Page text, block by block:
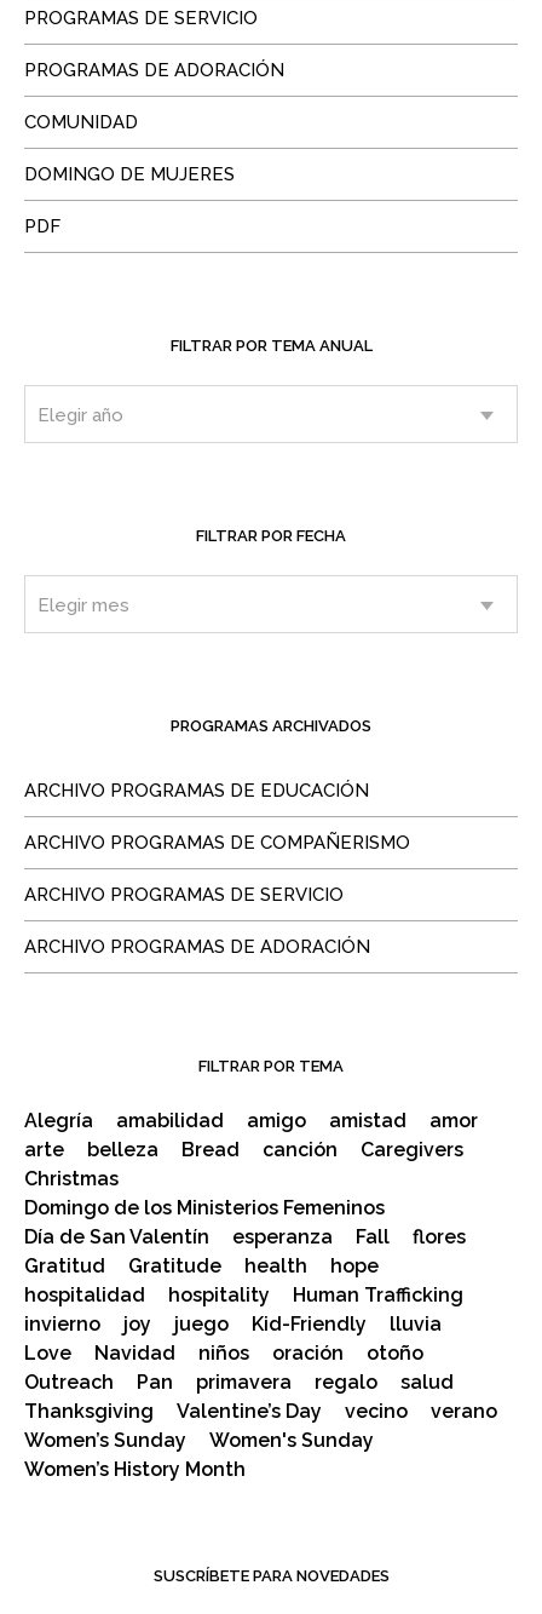
PROGRAMAS DE SERVICIO
PROGRAMAS DE ADORACIÓN
COMUNIDAD
DOMINGO DE MUJERES
PDF
FILTRAR POR TEMA ANUAL
FILTRAR POR FECHA
PROGRAMAS ARCHIVADOS
ARCHIVO PROGRAMAS DE EDUCACIÓN
ARCHIVO PROGRAMAS DE COMPAÑERISMO
ARCHIVO PROGRAMAS DE SERVICIO
ARCHIVO PROGRAMAS DE ADORACIÓN
FILTRAR POR TEMA
Alegría amabilidad amigo amistad
amor
arte
belleza Bread canción
Caregivers
Christmas
Domingo de los Ministerios Femeninos
Día de San Valentín
esperanza Fall
flores
Gratitud
Gratitude health
hope
hospitalidad
hospitality
Human Trafficking
invierno
joy juego Kid-Friendly
lluvia
Love
Navidad niños oración
otoño
Outreach
Pan primavera regalo
salud
Thanksgiving
Valentine’s Day vecino
verano
Women’s Sunday
Women's Sunday
Women’s History Month
SUSCRÍBETE PARA NOVEDADES